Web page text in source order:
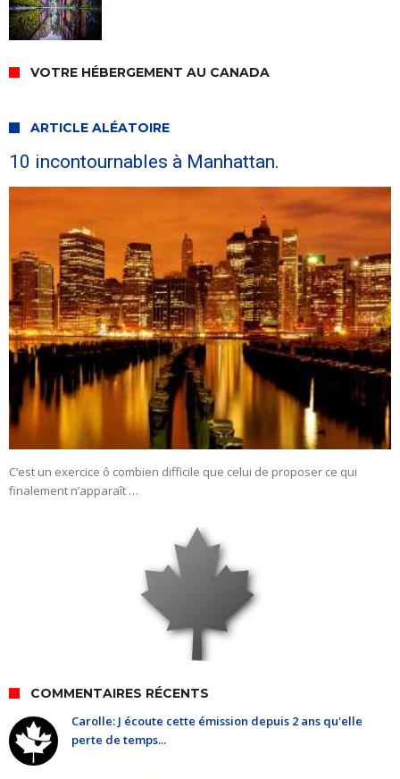
VOTRE HÉBERGEMENT AU CANADA
ARTICLE ALÉATOIRE
10 incontournables à Manhattan.
C’est un exercice ô combien difficile que celui de proposer ce qui
finalement n’apparaît …
COMMENTAIRES RÉCENTS
Carolle: J écoute cette émission depuis 2 ans qu'elle
perte de temps...